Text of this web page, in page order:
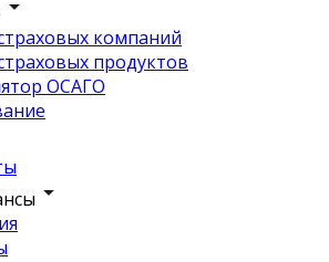
компаний
продуктов
ОСАГО